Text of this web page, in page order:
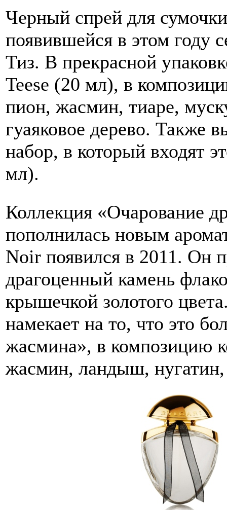
Черный спрей для
появившейся в этом
Тиз. В прекрасной
Teese (20 мл), в
пион, жасмин, тиаре,
гуаяковое дерево. Также
набор, в который входят
мл).
Коллекция «Очарование
пополнилась новым
Noir появился в 2011. Он
драгоценный камень
крышечкой золотого
намекает на то, что это
жасмина», в композицию
жасмин, ландыш, нугатин,